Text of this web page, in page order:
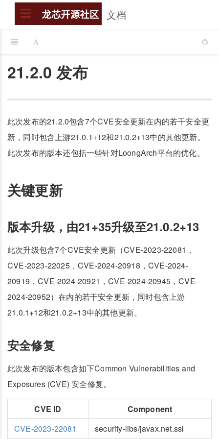
文档
21.2.0 发布
此次发布的21.2.0包含7个CVE安全更新在内的若干安全更
新，同时包含上游21.0.1+12和21.0.2+13中的其他更新。
此次发布的版本还包括一些针对LoongArch平台的优化。
关键更新
版本升级，由21+35升级至21.0.2+13
此次升级包含7个CVE安全更新（CVE-2023-22081，
CVE-2023-22025，CVE-2024-20918，CVE-2024-
20919，CVE-2024-20921，CVE-2024-20945，CVE-
2024-20952）在内的若干安全更新，同时包含上游
21.0.1+12和21.0.2+13中的其他更新。
安全修复
此次发布的版本包含如下Common Vulnerabilities and
Exposures (CVE) 安全修复。
CVE ID
Component
CVE-2023-22081
security-libs/javax.net.ssl